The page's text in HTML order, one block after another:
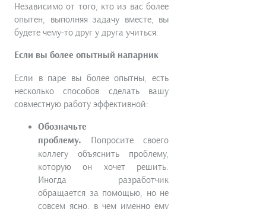
Независимо от того, кто из вас более
опытен, выполняя задачу вместе, вы
будете чему-то друг у друга учиться.
Если вы более опытный напарник
Если в паре вы более опытны, есть
несколько способов сделать вашу
совместную работу эффективной:
Обозначьте
проблему.
Попросите своего
коллегу объяснить проблему,
которую он хочет решить.
Иногда разработчик
обращается за помощью, но не
совсем ясно, в чем именно ему